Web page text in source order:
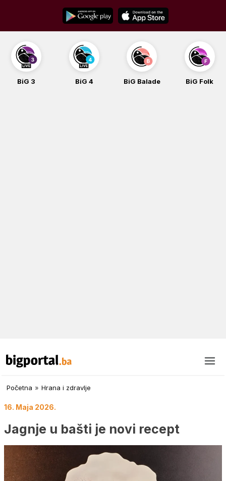
content
BiG 3 BiG 4 BiG Balade BiG Folk
Početna » Hrana i zdravlje
16. Maja 2026.
Jagnje u bašti je novi recept